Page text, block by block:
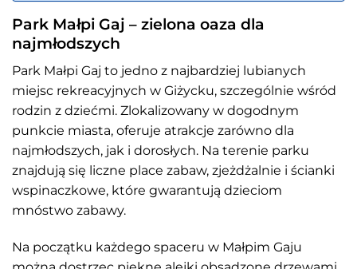
Park Małpi Gaj – zielona oaza dla
najmłodszych
Park Małpi Gaj to jedno z najbardziej lubianych
miejsc rekreacyjnych w Giżycku, szczególnie wśród
rodzin z dziećmi. Zlokalizowany w dogodnym
punkcie miasta, oferuje atrakcje zarówno dla
najmłodszych, jak i dorosłych. Na terenie parku
znajdują się liczne place zabaw, zjeżdżalnie i ścianki
wspinaczkowe, które gwarantują dzieciom
mnóstwo zabawy.
Na początku każdego spaceru w Małpim Gaju